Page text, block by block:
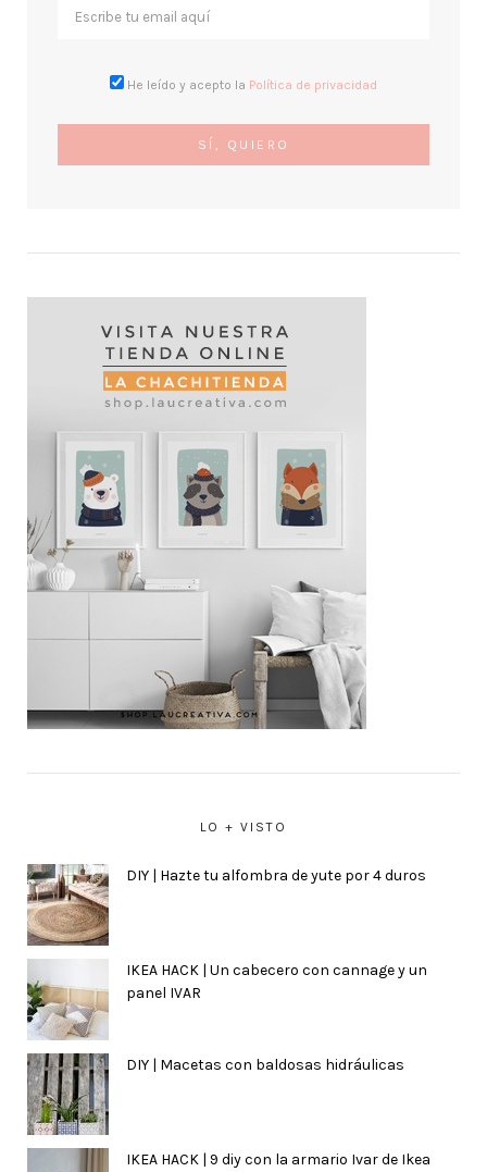
He leído y acepto la Política de privacidad
LO + VISTO
DIY | Hazte tu alfombra de yute por 4 duros
IKEA HACK | Un cabecero con cannage y un
panel IVAR
DIY | Macetas con baldosas hidráulicas
IKEA HACK | 9 diy con la armario Ivar de Ikea